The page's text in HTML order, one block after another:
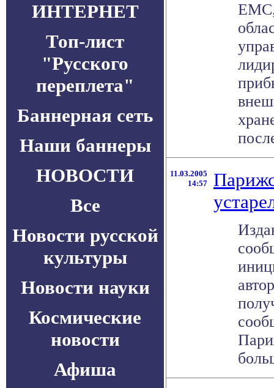
ИНТЕРНЕТ
Топ-лист
"Русского
переплета"
Баннерная сеть
Наши баннеры
НОВОСТИ
Все
Новости русской
культуры
Новости науки
Космические
новости
Афиша
11.03.2005
14:57